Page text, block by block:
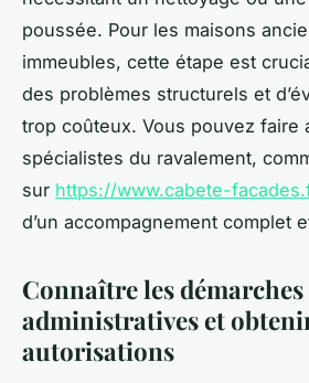
poussée. Pour les maisons
immeubles, cette étape est
des problèmes structurels et
trop coûteux. Vous pouvez faire
spécialistes du ravalement,
sur https://www.cabete-
d’un accompagnement complet
Connaître les démarches
administratives et
autorisations